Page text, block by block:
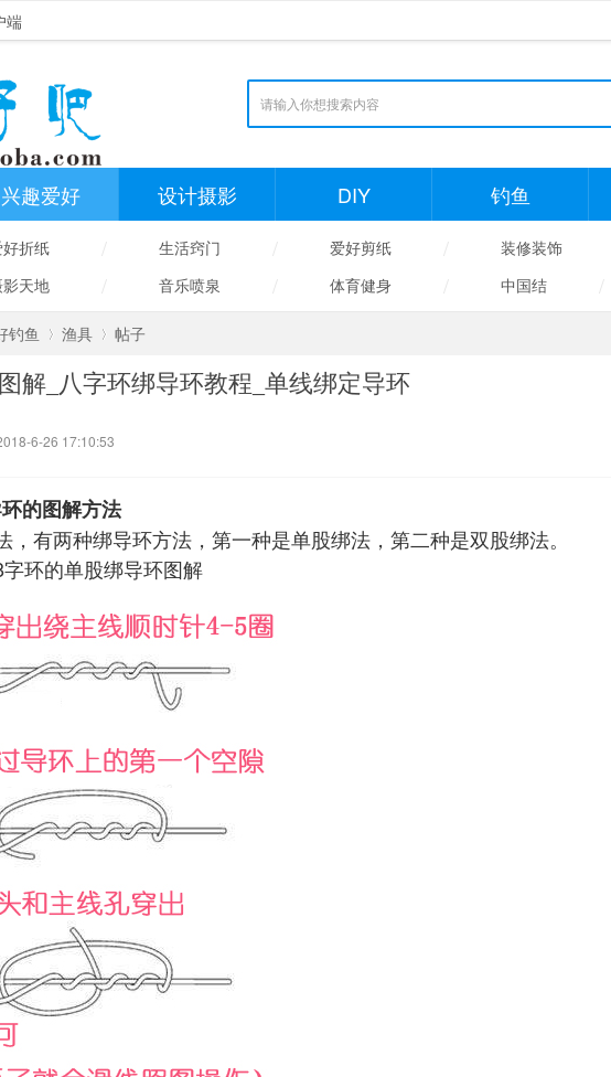
端
兴趣爱好 设计摄影 DIY 钓鱼
折纸 生活窍门 爱好剪纸 装修装饰
天地 音乐喷泉 体育健身 中国结
钓鱼 渔具 帖子
解_八字环绑导环教程_单线绑定导环
6-26 17:10:53
的图解方法
，有两种绑导环方法，第一种是单股绑法，第二种是双股绑法。
环的单股绑导环图解